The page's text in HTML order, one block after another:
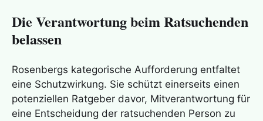
Die Verantwortung beim Ratsuchenden
belassen
Rosenbergs kategorische Aufforderung entfaltet
eine Schutzwirkung. Sie schützt einerseits einen
potenziellen Ratgeber davor, Mitverantwortung für
eine Entscheidung der ratsuchenden Person zu